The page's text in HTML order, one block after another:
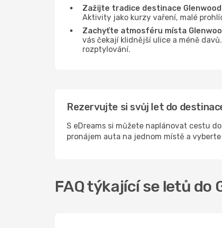
Zažijte tradice destinace
Aktivity jako kurzy vaření, malé
Zachyťte atmosféru místa
vás čekají klidnější ulice a méně
rozptylování.
Rezervujte si svůj let do
S eDreams si můžete naplánovat cestu
pronájem auta na jednom místě a
FAQ týkající se letů do